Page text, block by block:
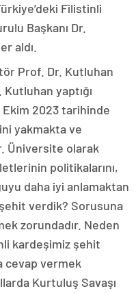
Filistinli
Başkanı Dr.
aldı.
Prof. Dr. Kutluhan
yaptığı
Ekim 2023 tarihinde
yakmakta ve
Üniversite olarak
politikalarını,
daha iyi anlamaktan
verdik? Sorusuna
zorundadır. Neden
kardeşimiz şehit
cevap vermek
Kurtuluş Savaşı